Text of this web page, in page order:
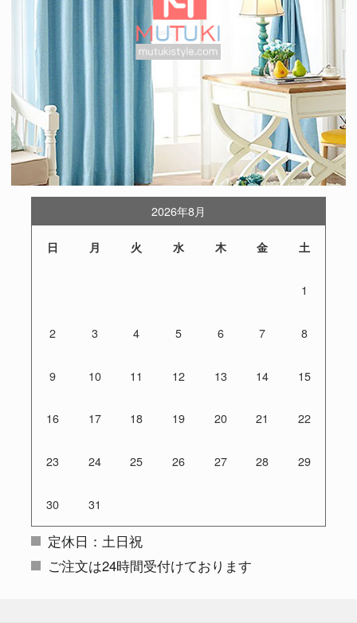
2026年8月
日 月 火 水 木 金 土
1
2 3 4 5 6 7 8
9 10 11 12 13 14 15
16 17 18 19 20 21 22
23 24 25 26 27 28 29
30 31
定休日：土日祝
ご注文は24時間受付けております